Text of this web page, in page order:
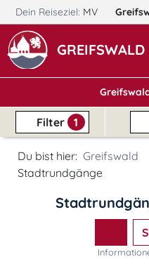
Dein Reiseziel: MV
GREIFSWALD
Filter 1
Du bist hier: Greifswald
Stadtrundgänge